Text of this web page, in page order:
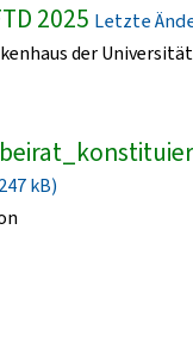
2025 Letzte
der
kB)